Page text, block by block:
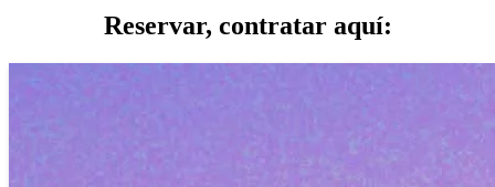
Reservar, contratar aquí: